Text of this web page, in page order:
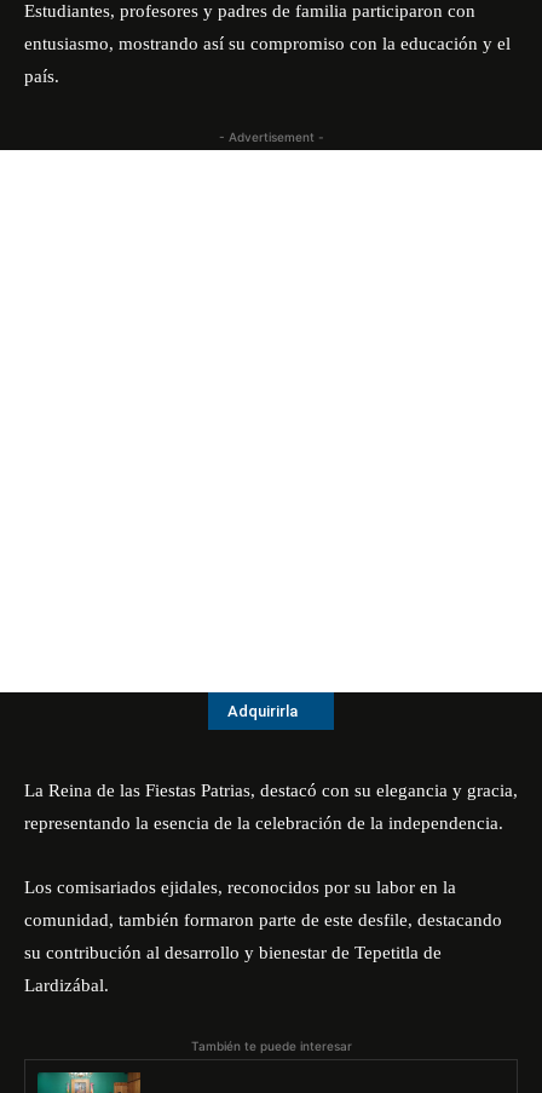
Estudiantes, profesores y padres de familia participaron con
entusiasmo, mostrando así su compromiso con la educación y el
país.
- Advertisement -
Adquirirla
La Reina de las Fiestas Patrias, destacó con su elegancia y gracia,
representando la esencia de la celebración de la independencia.
Los comisariados ejidales, reconocidos por su labor en la
comunidad, también formaron parte de este desfile, destacando
su contribución al desarrollo y bienestar de Tepetitla de
Lardizábal.
También te puede interesar